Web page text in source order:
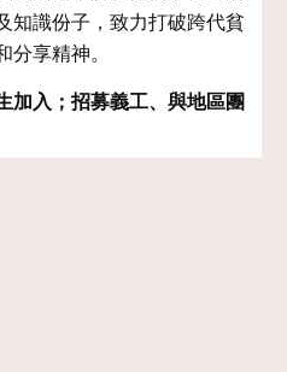
知識份子，致力打破跨代貧
分享精神。
加入；招募義工、與地區團